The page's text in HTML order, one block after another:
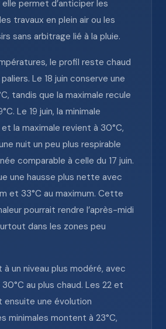
permet d’anticiper les
travaux en plein air ou les
sans arbitrage lié à la pluie.
le profil reste chaud
Le 18 juin conserve une
tandis que la maximale recule
Le 19 juin, la minimale
la maximale revient à 30°C,
nuit un peu plus respirable
comparable à celle du 17 juin.
une hausse plus nette avec
et 33°C au maximum. Cette
pourrait rendre l’après-midi
dans les zones peu
à un niveau plus modéré, avec
au plus chaud. Les 22 et
ensuite une évolution
minimales montent à 23°C,